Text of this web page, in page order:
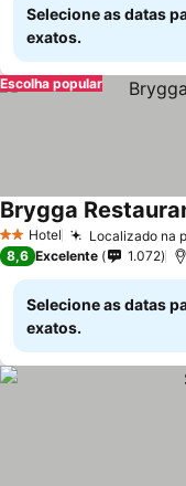
Selecione as datas
exatos.
Escolha popular
2 Estrelas
Hotel Localizado na
Brygga
8,6 Excelente 1.072
Selecione as datas
exatos.